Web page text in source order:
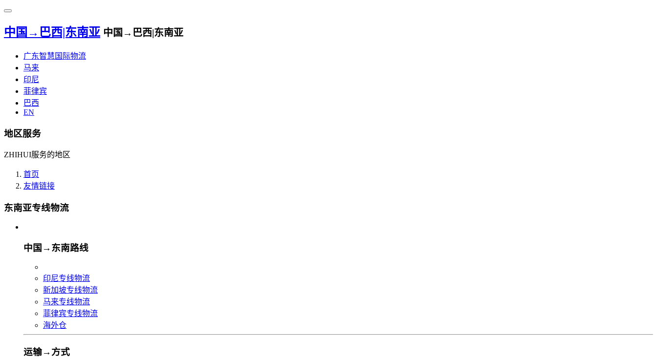
中国→巴西|东南亚 中国→巴西|东南亚
广东智慧国际物流
马来
印尼
菲律宾
巴西
EN
地区服务
ZHIHUI服务的地区
首页
友情链接
东南亚专线物流
中国→东南路线
印尼专线物流
新加坡专线物流
马来专线物流
菲律宾专线物流
海外仓
运输→方式